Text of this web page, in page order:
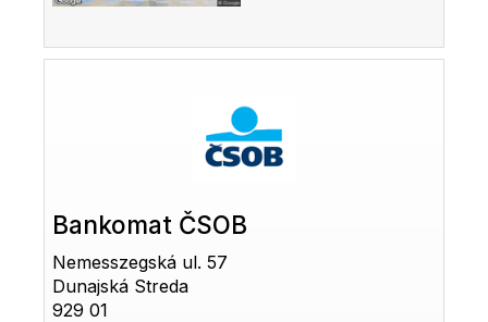
Bankomat ČSOB
Nemesszegská ul. 57
Dunajská Streda
929 01